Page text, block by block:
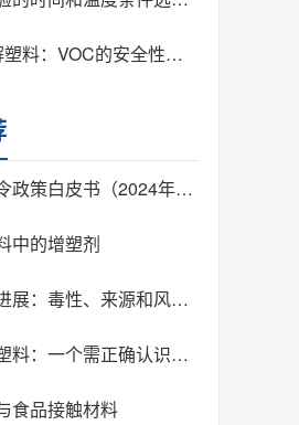
料：VOC的安全性研究
白皮书（2024年2月1日更新）
中的增塑剂
：毒性、来源和风险管理
：一个需正确认识的概念
食品接触材料